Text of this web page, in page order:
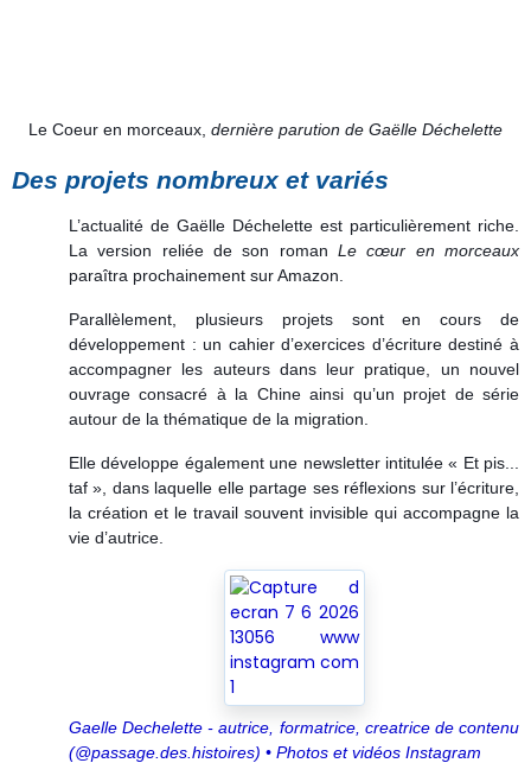
Le Coeur en morceaux, dernière parution de Gaëlle Déchelette
Des projets nombreux et variés
L’actualité de Gaëlle Déchelette est particulièrement riche.
La version reliée de son roman Le cœur en morceaux
paraîtra prochainement sur Amazon.
Parallèlement, plusieurs projets sont en cours de
développement : un cahier d’exercices d’écriture destiné à
accompagner les auteurs dans leur pratique, un nouvel
ouvrage consacré à la Chine ainsi qu’un projet de série
autour de la thématique de la migration.
Elle développe également une newsletter intitulée « Et pis...
taf », dans laquelle elle partage ses réflexions sur l’écriture,
la création et le travail souvent invisible qui accompagne la
vie d’autrice.
Gaelle Dechelette - autrice, formatrice, creatrice de contenu
(@passage.des.histoires) • Photos et vidéos Instagram